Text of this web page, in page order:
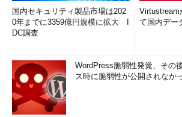
国内セキュリティ製品市場は202
0年までに3359億円規模に拡大 I
DC調査
Virtustream
て国内デー
WordPress脆弱性発覚、そ
ス時に脆弱性が公開されなか